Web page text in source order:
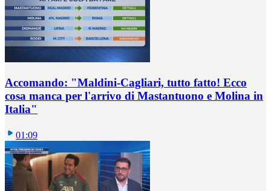
Accomando: "Maldini-Cagliari, tutto fatto! Ecco
cosa manca per l'arrivo di Mastantuono e Molina in
Italia"
01:09